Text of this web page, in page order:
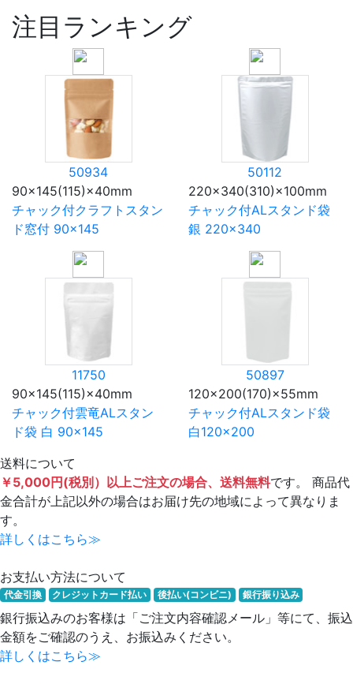
注目ランキング
50934
90×145(115)×40mm
チャック付クラフトスタン
ド窓付 90×145
50112
220×340(310)×100mm
チャック付ALスタンド袋
銀 220×340
11750
90×145(115)×40mm
チャック付雲竜ALスタン
ド袋 白 90×145
50897
120×200(170)×55mm
チャック付ALスタンド袋
白120×200
送料について
￥5,000円(税別）以上ご注文の場合、送料無料です。 商品代
金合計が上記以外の場合はお届け先の地域によって異なりま
す。
詳しくはこちら≫
お支払い方法について
代金引換 クレジットカード払い 後払い(コンビニ) 銀行振り込み
銀行振込みのお客様は「ご注文内容確認メール」等にて、振込
金額をご確認のうえ、お振込みください。
詳しくはこちら≫